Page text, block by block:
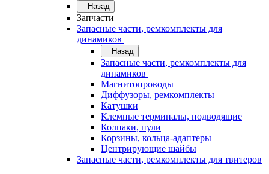
Назад
Запчасти
Запасные части, ремкомплекты для
динамиков
Назад
Запасные части, ремкомплекты для
динамиков
Магнитопроводы
Диффузоры, ремкомплекты
Катушки
Клемные терминалы, подводящие
Колпаки, пули
Корзины, кольца-адаптеры
Центрирующие шайбы
Запасные части, ремкомплекты для твитеров